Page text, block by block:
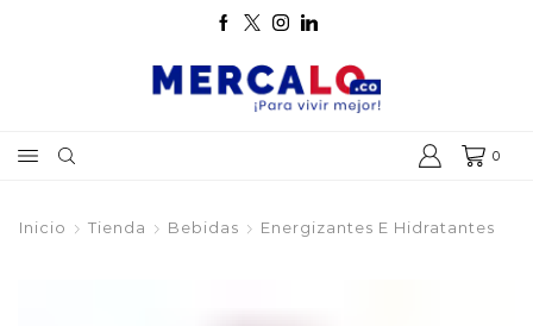
0
Inicio Tienda Bebidas Energizantes E Hidratantes